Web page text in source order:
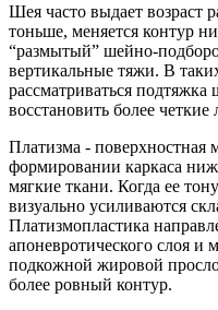
Шея часто выдает возраст
тоньше, меняется контур
“размытый” шейно-
вертикальные тяжи. В
рассматриваться
восстановить более
Платизма - поверхностная
формировании каркаса
мягкие ткани. Когда ее
визуально усиливаются
Платизмопластика
апоневротического слоя и
подкожной жировой
более ровный контур.